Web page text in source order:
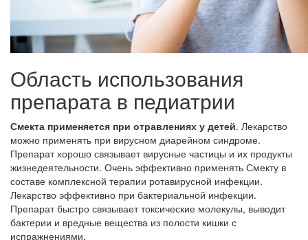
Область использования
препарата в педиатрии
Смекта применяется при отравлениях у детей. Лекарство
можно применять при вирусном диарейном синдроме.
Препарат хорошо связывает вирусные частицы и их продукты
жизнедеятельности. Очень эффективно применять Смекту в
составе комплексной терапии ротавирусной инфекции.
Лекарство эффективно при бактериальной инфекции.
Препарат быстро связывает токсические молекулы, выводит
бактерии и вредные вещества из полости кишки с
испражнениями.